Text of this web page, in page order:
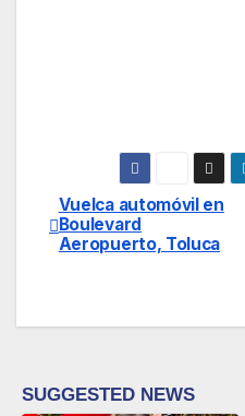
Navegación
de
Vuelca automóvil en
Boulevard
Aeropuerto, Toluca